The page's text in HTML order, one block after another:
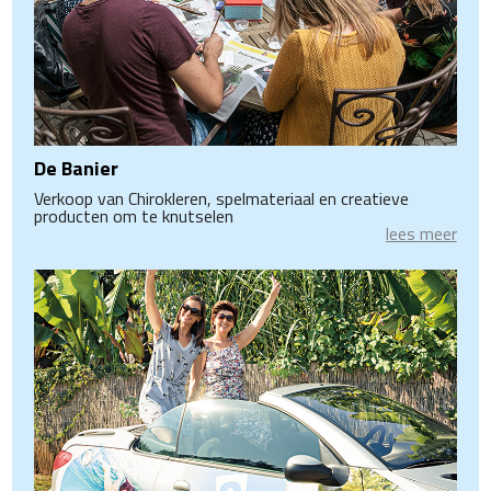
De Banier
Verkoop van Chirokleren, spelmateriaal en creatieve
producten om te knutselen
lees meer